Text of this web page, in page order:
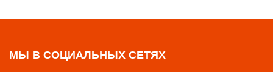
МЫ В СОЦИАЛЬНЫХ СЕТЯХ